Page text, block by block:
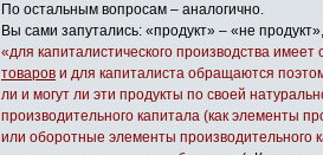
По остальным вопросам – аналогично.
Вы сами запутались: «продукт» – «не
«для капиталистического производства
товаров и для капиталиста обращаются
ли и могут ли эти продукты по своей
производительного капитала (как элементы
или оборотные элементы производительного